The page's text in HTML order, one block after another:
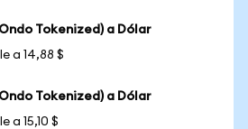
Tokenized) a Dólar
a 14,88 $
Tokenized) a Dólar
a 15,10 $